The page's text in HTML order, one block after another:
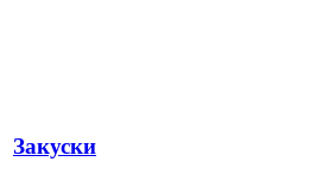
Закуски